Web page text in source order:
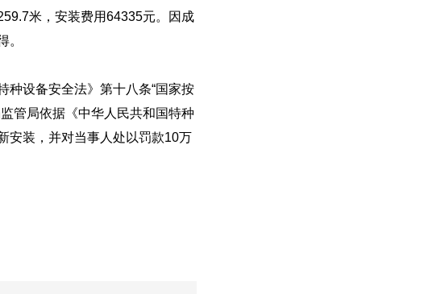
米，安装费用64335元。因成
。
种设备安全法》第十八条“国家按
管局依据《中华人民共和国特种
安装，并对当事人处以罚款10万